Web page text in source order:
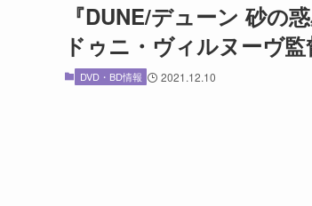
『DUNE/デューン 砂の
ドゥニ・ヴィルヌーヴ
DVD・BD情報 2021.12.10